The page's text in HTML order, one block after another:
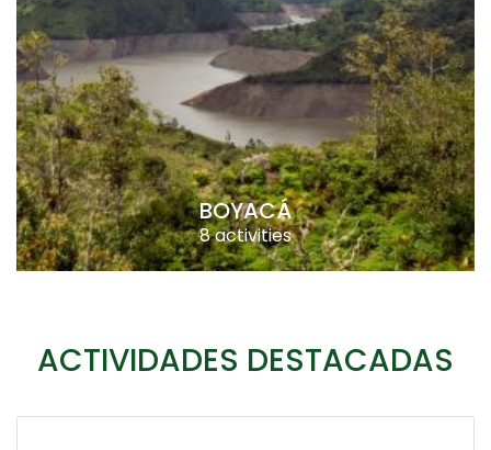
BOYACÁ
8 activities
ACTIVIDADES DESTACADAS